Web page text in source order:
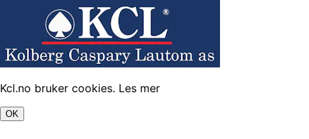
Kcl.no bruker cookies. Les mer
OK